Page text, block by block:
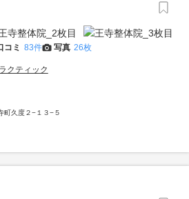
コミ 83件 写真 26枚
クティック
町久度２−１３−５